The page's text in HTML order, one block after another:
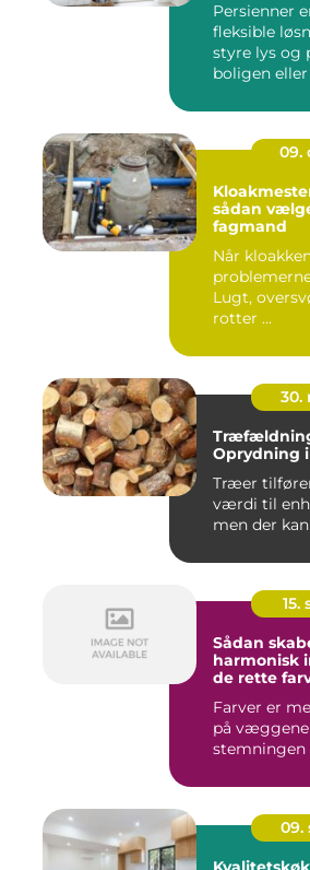
Persienner
fleksible
styre lys og
boligen eller
09.
sådan
fagmand
Når
Lugt,
rotter ...
30.
Oprydning
Træer
værdi til
men der
15.
Sådan
harmonisk
de rette
Farver er
på
stemningen
09.